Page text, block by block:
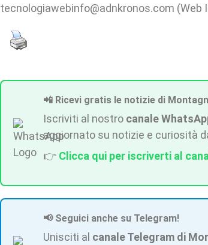
tecnologiawebinfo@adnkronos.com (Web
📲 Ricevi gratis le notizie di
Iscriviti al nostro canale
aggiornato su notizie e curiosità
👉 Clicca qui per iscriverti al
📢 Seguici anche su Telegram!
Unisciti al canale Telegram di